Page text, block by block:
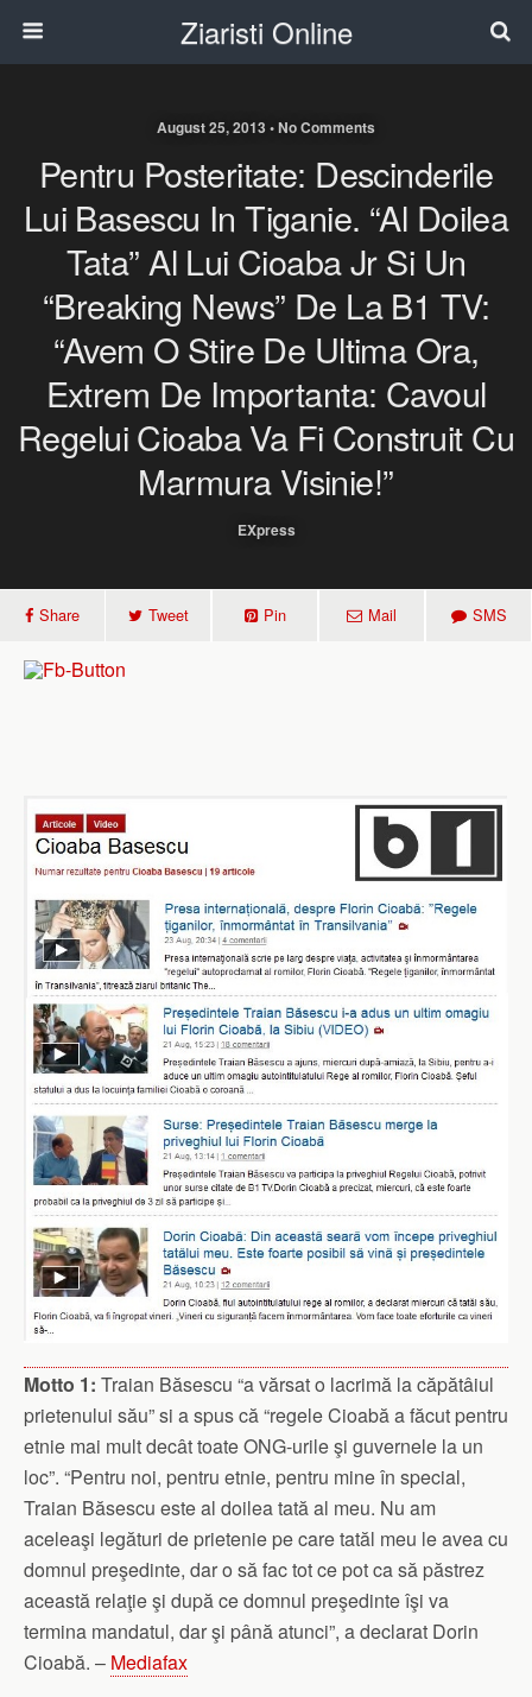
Ziaristi Online
August 25, 2013 • No Comments
Pentru Posteritate: Descinderile
Lui Basescu In Tiganie. “Al Doilea
Tata” Al Lui Cioaba Jr Si Un
“Breaking News” De La B1 TV:
“Avem O Stire De Ultima Ora,
Extrem De Importanta: Cavoul
Regelui Cioaba Va Fi Construit Cu
Marmura Visinie!”
EXpress
Share Tweet Pin Mail SMS
Motto 1: Traian Băsescu “a vărsat o lacrimă la căpătâiul
prietenului său” si a spus că “regele Cioabă a făcut pentru
etnie mai mult decât toate ONG-urile şi guvernele la un
loc”. “Pentru noi, pentru etnie, pentru mine în special,
Traian Băsescu este al doilea tată al meu. Nu am
aceleaşi legături de prietenie pe care tatăl meu le avea cu
domnul preşedinte, dar o să fac tot ce pot ca să păstrez
această relaţie şi după ce domnul preşedinte îşi va
termina mandatul, dar şi până atunci”, a declarat Dorin
Cioabă. – Mediafax